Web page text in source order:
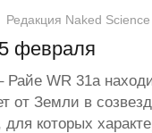
Редакция Naked Science
февраля
WR 31a
от Земли в
для которых